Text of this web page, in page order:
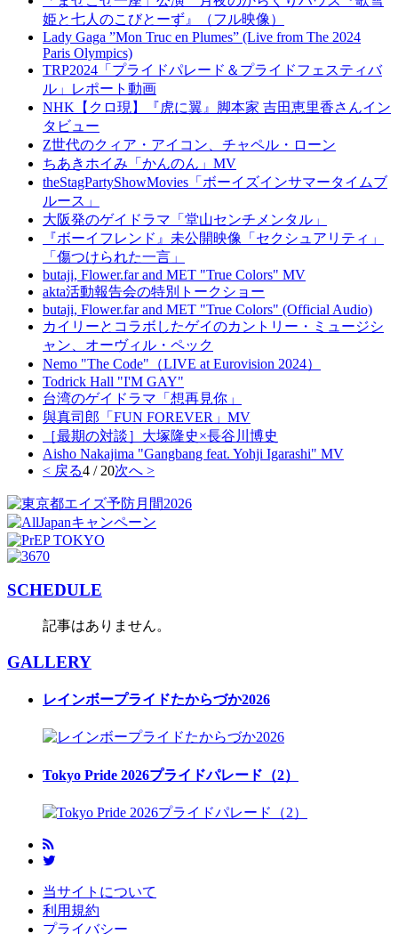
姫と七人のこびとーず』（フル映像）
Lady Gaga ”Mon Truc en Plumes” (Live from The 2024
Paris Olympics)
TRP2024「プライドパレード＆プライドフェスティバ
ル」レポート動画
NHK【クロ現】『虎に翼』脚本家 吉田恵里香さんイン
タビュー
Z世代のクィア・アイコン、チャペル・ローン
ちあきホイみ「かんのん」MV
theStagPartyShowMovies「ボーイズインサマータイムブ
ルース」
大阪発のゲイドラマ「堂山センチメンタル」
『ボーイフレンド』未公開映像「セクシュアリティ」
「傷つけられた一言」
butaji, Flower.far and MET "True Colors" MV
akta活動報告会の特別トークショー
butaji, Flower.far and MET "True Colors" (Official Audio)
カイリーとコラボしたゲイのカントリー・ミュージシ
ャン、オーヴィル・ペック
Nemo "The Code"（LIVE at Eurovision 2024）
Todrick Hall "I'M GAY"
台湾のゲイドラマ「想再見你」
與真司郎「FUN FOREVER」MV
［最期の対談］大塚隆史×長谷川博史
Aisho Nakajima "Gangbang feat. Yohji Igarashi" MV
< 戻る4 / 20次へ >
SCHEDULE
記事はありません。
GALLERY
レインボープライドたからづか2026
Tokyo Pride 2026プライドパレード（2）
当サイトについて
利用規約
プライバシー